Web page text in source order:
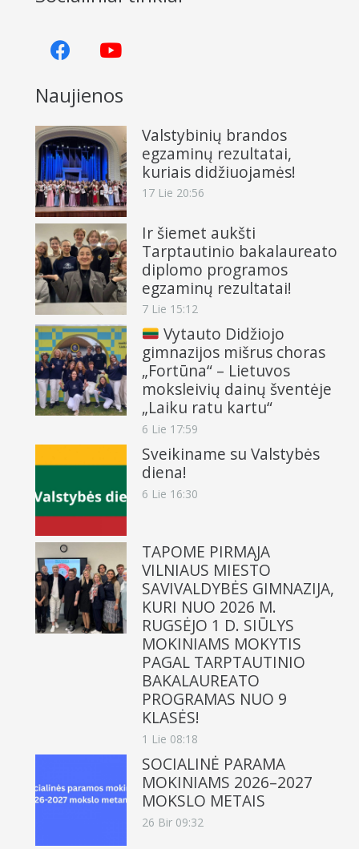
Naujienos
Valstybinių brandos
egzaminų rezultatai,
kuriais didžiuojamės!
17 Lie 20:56
Ir šiemet aukšti
Tarptautinio bakalaureato
diplomo programos
egzaminų rezultatai!
7 Lie 15:12
Vytauto Didžiojo
gimnazijos mišrus choras
„Fortūna“ – Lietuvos
moksleivių dainų šventėje
„Laiku ratu kartu“
6 Lie 17:59
Sveikiname su Valstybės
diena!
6 Lie 16:30
TAPOME PIRMĄJA
VILNIAUS MIESTO
SAVIVALDYBĖS GIMNAZIJA,
KURI NUO 2026 M.
RUGSĖJO 1 D. SIŪLYS
MOKINIAMS MOKYTIS
PAGAL TARPTAUTINIO
BAKALAUREATO
PROGRAMAS NUO 9
KLASĖS!
1 Lie 08:18
SOCIALINĖ PARAMA
MOKINIAMS 2026–2027
MOKSLO METAIS
26 Bir 09:32